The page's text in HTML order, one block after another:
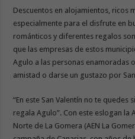
Descuentos en alojamientos, ricos
especialmente para el disfrute en
románticos y diferentes regalos
que las empresas de estos
Agulo a las personas enamoradas
amistad o darse un gustazo por
“En este San Valentín no te quedes
regala Agulo”. Con este eslogan la
Norte de La Gomera (AEN La